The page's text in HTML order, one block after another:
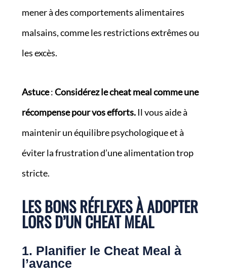
mener à des comportements alimentaires
malsains, comme les restrictions extrêmes ou
les excès.
Astuce:Considérez le cheat meal comme une
récompense pour vos efforts.Il vous aide à
maintenir un équilibre psychologique et à
éviter la frustration d’une alimentation trop
stricte.
LES BONS RÉFLEXES À ADOPTER
LORS D’UN CHEAT MEAL
1. Planifier le Cheat Meal à
l’avance